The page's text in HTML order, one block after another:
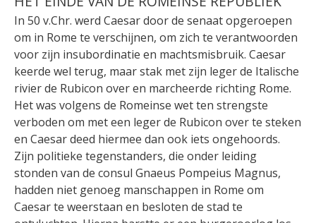
In 50 v.Chr. werd Caesar door de senaat opgeroepen
om in Rome te verschijnen, om zich te verantwoorden
voor zijn insubordinatie en machtsmisbruik. Caesar
keerde wel terug, maar stak met zijn leger de Italische
rivier de Rubicon over en marcheerde richting Rome.
Het was volgens de Romeinse wet ten strengste
verboden om met een leger de Rubicon over te steken
en Caesar deed hiermee dan ook iets ongehoords.
Zijn politieke tegenstanders, die onder leiding
stonden van de consul Gnaeus Pompeius Magnus,
hadden niet genoeg manschappen in Rome om
Caesar te weerstaan en besloten de stad te